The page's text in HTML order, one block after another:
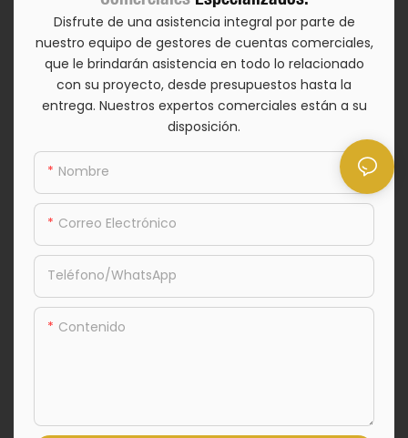
Disfrute de una asistencia integral por parte de
nuestro equipo de gestores de cuentas comerciales,
que le brindarán asistencia en todo lo relacionado
con su proyecto, desde presupuestos hasta la
entrega. Nuestros expertos comerciales están a su
disposición.
Nombre
Correo Electrónico
Teléfono/WhatsApp
Contenido